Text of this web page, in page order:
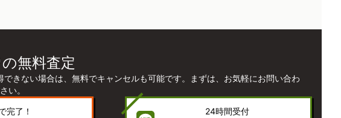
の無料査定
きない場合は、無料でキャンセルも可能です。まずは、お気軽にお問い合わ
い。
完了！ 24時間受付